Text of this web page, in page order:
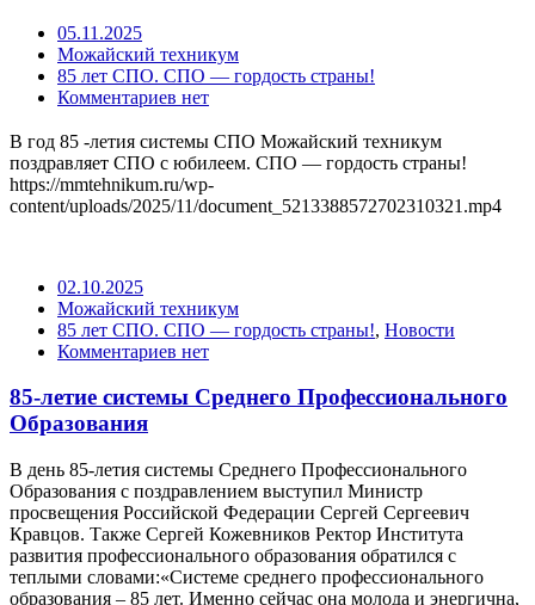
05.11.2025
Можайский техникум
85 лет СПО. СПО — гордость страны!
Комментариев нет
В год 85 -летия системы СПО Можайский техникум
поздравляет СПО с юбилеем. СПО — гордость страны!
https://mmtehnikum.ru/wp-
content/uploads/2025/11/document_5213388572702310321.mp4
02.10.2025
Можайский техникум
85 лет СПО. СПО — гордость страны!, Новости
Комментариев нет
85-летие системы Среднего Профессионального
Образования
В день 85-летия системы Среднего Профессионального
Образования с поздравлением выступил Министр
просвещения Российской Федерации Сергей Сергеевич
Кравцов. Также Сергей Кожевников Ректор Института
развития профессионального образования обратился с
теплыми словами:«Системе среднего профессионального
образования – 85 лет. Именно сейчас она молода и энергична,